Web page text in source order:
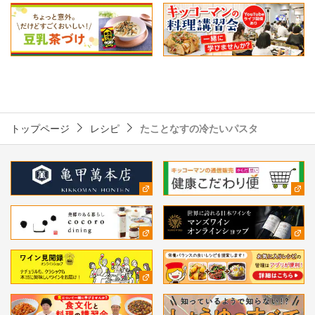
トップページ レシピ たことなすの冷たいパスタ